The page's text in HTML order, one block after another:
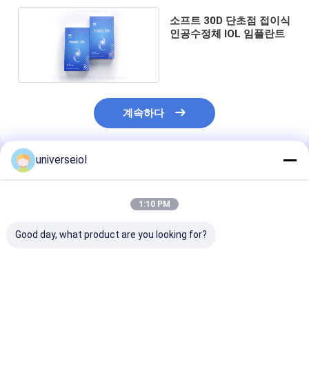
소프트 30D 단초점 접이식
인공수정체 IOL 임플란트
계속하다
추천된 제품
universeiol
1:10 PM
Good day, what product are you looking for?